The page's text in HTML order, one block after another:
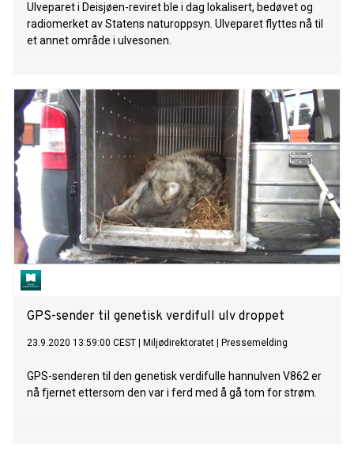
Ulveparet i Deisjøen-reviret ble i dag lokalisert, bedøvet og
radiomerket av Statens naturoppsyn. Ulveparet flyttes nå til
et annet område i ulvesonen.
GPS-sender til genetisk verdifull ulv droppet
23.9.2020 13:59:00 CEST Miljødirektoratet Pressemelding
GPS-senderen til den genetisk verdifulle hannulven V862 er
nå fjernet ettersom den var i ferd med å gå tom for strøm.